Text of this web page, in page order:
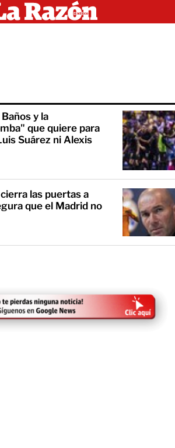
y la
que quiere para
Suárez ni Alexis
las puertas a
que el Madrid no